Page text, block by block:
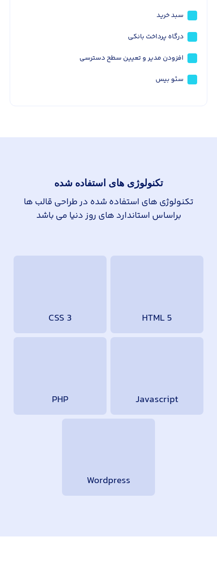
سبد خرید
درگاه پرداخت بانکی
افزودن مدیر و تعیین سطح دسترسی
سئو بیس
تکنولوژی های استفاده شده
تکنولوژی های استفاده شده در طراحی قالب ها
براساس استاندارد های روز دنیا می باشد
HTML 5
CSS 3
Javascript
PHP
Wordpress